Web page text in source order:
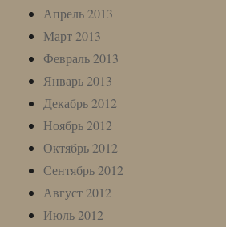
Апрель 2013
Март 2013
Февраль 2013
Январь 2013
Декабрь 2012
Ноябрь 2012
Октябрь 2012
Сентябрь 2012
Август 2012
Июль 2012